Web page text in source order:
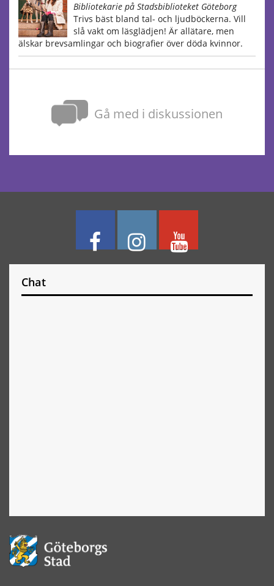
Bibliotekarie på Stadsbiblioteket Göteborg
Trivs bäst bland tal- och ljudböckerna. Vill
slå vakt om läsglädjen! Är allätare, men
älskar brevsamlingar och biografier över döda kvinnor.
Gå med i diskussionen
Chat